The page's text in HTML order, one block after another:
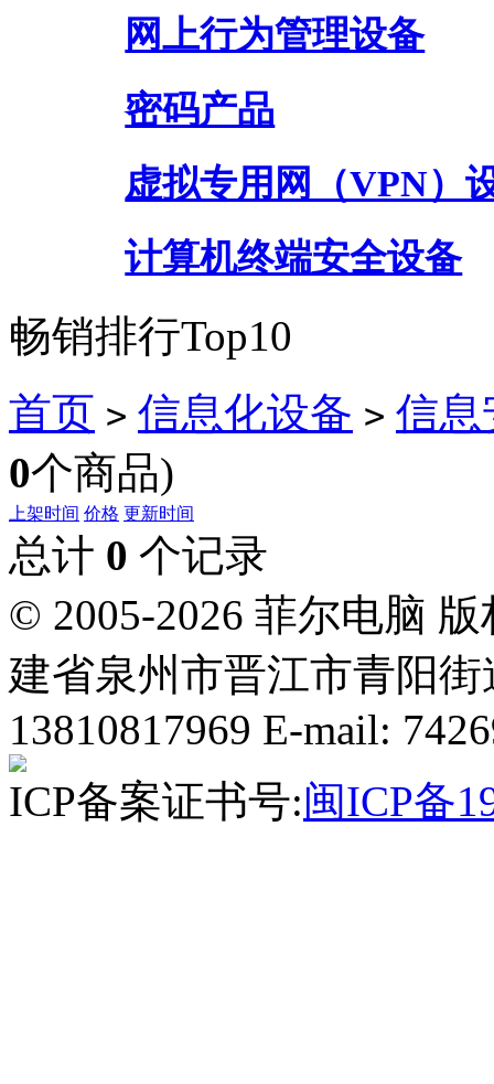
网上行为管理设备
密码产品
虚拟专用网（VPN）
计算机终端安全设备
畅销排行Top10
首页 > 信息化设备 > 信息
0个商品)
上架时间 价格 更新时间
总计 0 个记录
© 2005-2026 菲尔电脑
建省泉州市晋江市青阳
13810817969 E-mail:
ICP备案证书号:闽ICP备